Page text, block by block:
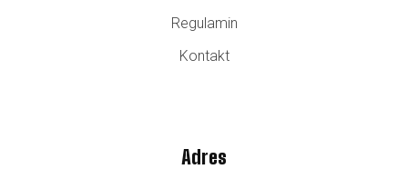
Regulamin
Kontakt
Adres